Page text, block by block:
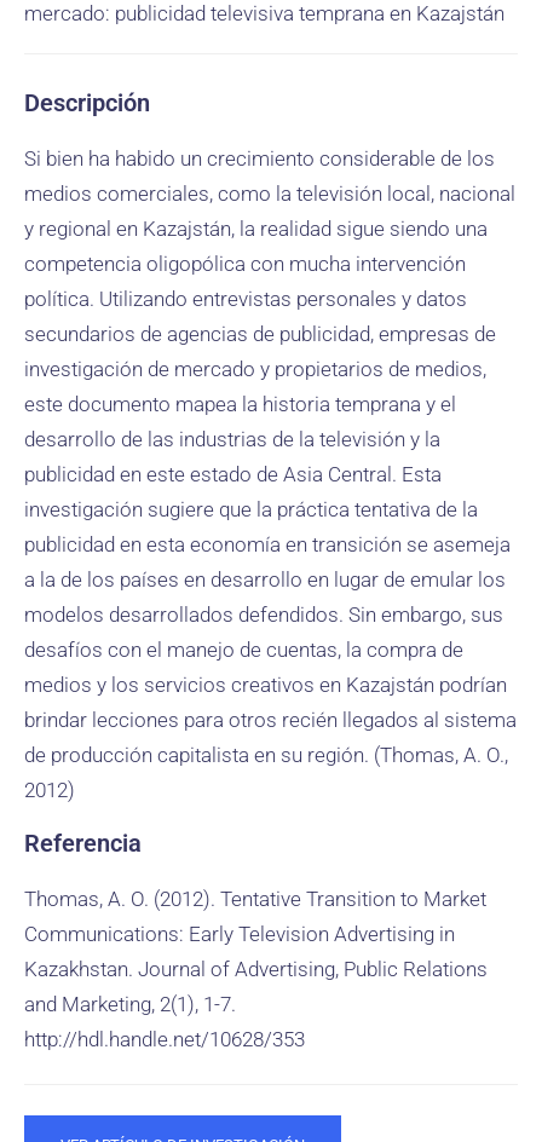
mercado: publicidad televisiva temprana en Kazajstán
Descripción
Si bien ha habido un crecimiento considerable de los
medios comerciales, como la televisión local, nacional
y regional en Kazajstán, la realidad sigue siendo una
competencia oligopólica con mucha intervención
política. Utilizando entrevistas personales y datos
secundarios de agencias de publicidad, empresas de
investigación de mercado y propietarios de medios,
este documento mapea la historia temprana y el
desarrollo de las industrias de la televisión y la
publicidad en este estado de Asia Central. Esta
investigación sugiere que la práctica tentativa de la
publicidad en esta economía en transición se asemeja
a la de los países en desarrollo en lugar de emular los
modelos desarrollados defendidos. Sin embargo, sus
desafíos con el manejo de cuentas, la compra de
medios y los servicios creativos en Kazajstán podrían
brindar lecciones para otros recién llegados al sistema
de producción capitalista en su región. (Thomas, A. O.,
2012)
Referencia
Thomas, A. O. (2012). Tentative Transition to Market
Communications: Early Television Advertising in
Kazakhstan. Journal of Advertising, Public Relations
and Marketing, 2(1), 1-7.
http://hdl.handle.net/10628/353